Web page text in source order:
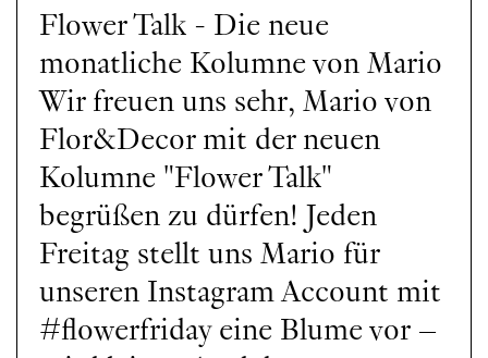
Flower Talk - Die neue
monatliche Kolumne von Mario
Wir freuen uns sehr, Mario von
Flor&Decor mit der neuen
Kolumne "Flower Talk"
begrüßen zu dürfen! Jeden
Freitag stellt uns Mario für
unseren Instagram Account mit
#flowerfriday eine Blume vor –